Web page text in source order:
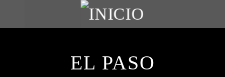
EL PASO